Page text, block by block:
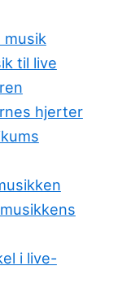
musik
til live
hjerter
i live-